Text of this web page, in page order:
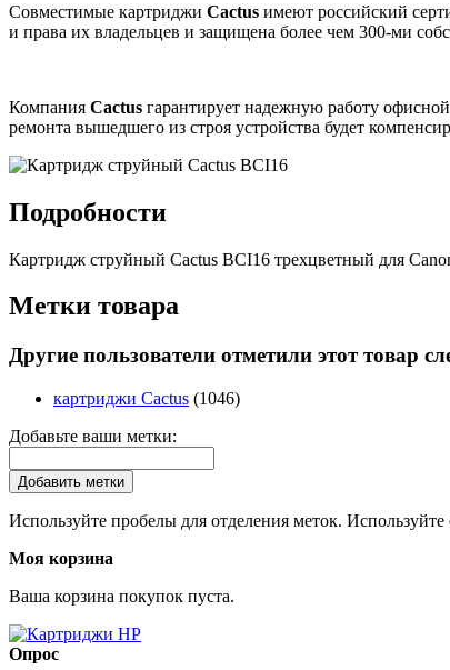
Совместимые картриджи Cactus имеют российский
и права их владельцев и защищена более чем 300-ми
Компания Cactus гарантирует надежную работу
ремонта вышедшего из строя устройства будет
Подробности
Картридж струйный Cactus BCI16 трехцветный для
Метки товара
Другие пользователи отметили этот товар
картриджи Cactus (1046)
Добавьте ваши метки:
Добавить метки
Используйте пробелы для отделения меток.
Моя корзина
Ваша корзина покупок пуста.
Опрос